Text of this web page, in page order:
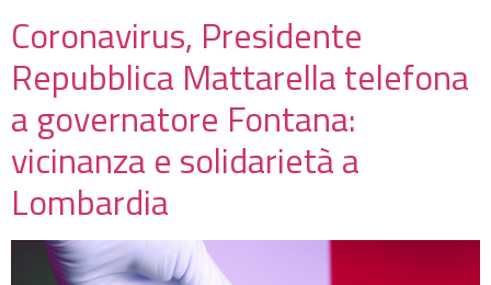
Coronavirus, Presidente
Repubblica Mattarella telefona
a governatore Fontana:
vicinanza e solidarietà a
Lombardia